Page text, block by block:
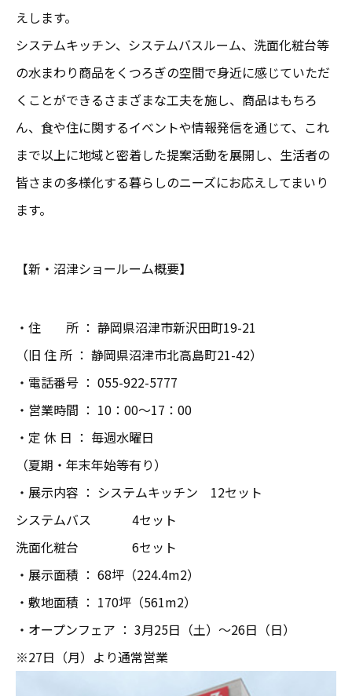
えします。
システムキッチン、システムバスルーム、洗面化粧台等
の水まわり商品をくつろぎの空間で身近に感じていただ
くことができるさまざまな工夫を施し、商品はもちろ
ん、食や住に関するイベントや情報発信を通じて、これ
まで以上に地域と密着した提案活動を展開し、生活者の
皆さまの多様化する暮らしのニーズにお応えしてまいり
ます。
【新・沼津ショールーム概要】
・住 所 ： 静岡県沼津市新沢田町19-21
（旧 住 所 ： 静岡県沼津市北高島町21-42）
・電話番号 ： 055-922-5777
・営業時間 ： 10：00～17：00
・定 休 日 ： 毎週水曜日
（夏期・年末年始等有り）
・展示内容 ： システムキッチン 12セット
システムバス 4セット
洗面化粧台 6セット
・展示面積 ： 68坪（224.4m2）
・敷地面積 ： 170坪（561m2）
・オープンフェア ： 3月25日（土）～26日（日）
※27日（月）より通常営業